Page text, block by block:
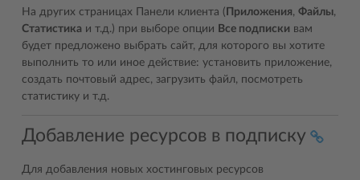
На других страницах Панели клиента ( Приложения, Файлы,
Статистика и т.д.) при выборе опции Все подписки вам
будет предложено выбрать сайт, для которого вы хотите
выполнить то или иное действие: установить приложение,
создать почтовый адрес, загрузить файл, посмотреть
статистику и т.д.
Добавление ресурсов в подписку
Для добавления новых хостинговых ресурсов